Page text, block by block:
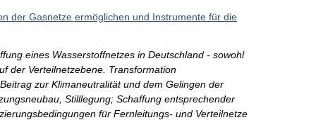
der Gasnetze ermöglichen und Instrumente für die
eines Wasserstoffnetzes in Deutschland - sowohl
der Verteilnetzebene. Transformation
zur Klimaneutralität und dem Gelingen der
Stilllegung; Schaffung entsprechender
für Fernleitungs- und Verteilnetze